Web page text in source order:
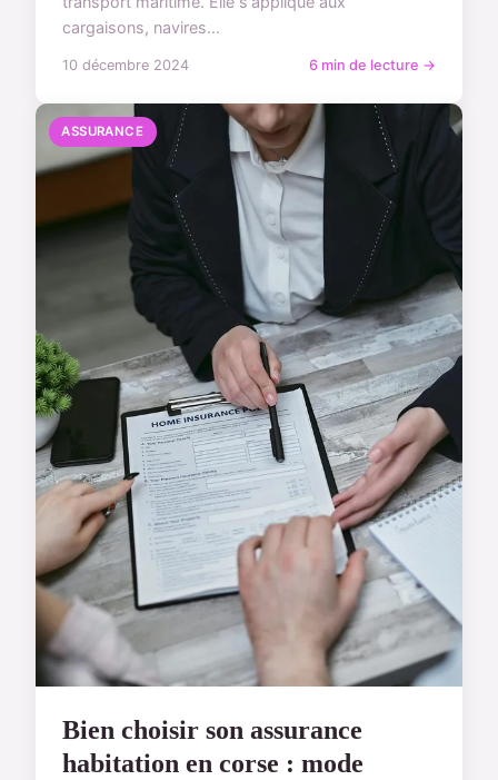
cargaisons, navires...
10 décembre 2024 6 min de lecture →
ASSURANCE
Bien choisir son assurance
habitation en corse : mode